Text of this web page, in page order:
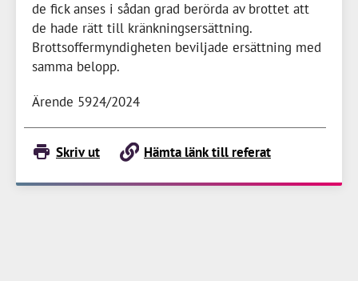
de fick anses i sådan grad berörda av brottet att
de hade rätt till kränkningsersättning.
Brottsoffermyndigheten beviljade ersättning med
samma belopp.
Ärende 5924/2024
Skriv ut Hämta länk till referat